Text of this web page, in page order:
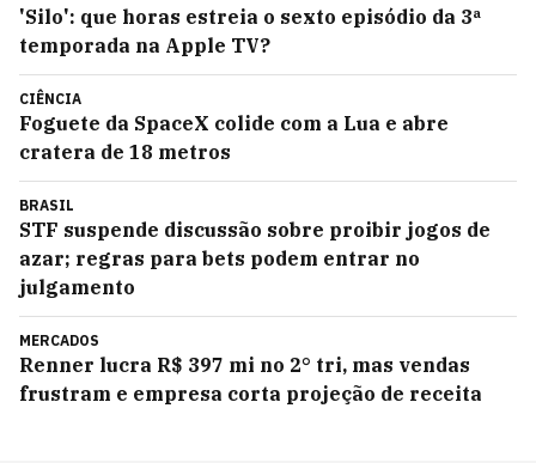
'Silo': que horas estreia o sexto episódio da 3ª
temporada na Apple TV?
CIÊNCIA
Foguete da SpaceX colide com a Lua e abre
cratera de 18 metros
BRASIL
STF suspende discussão sobre proibir jogos de
azar; regras para bets podem entrar no
julgamento
MERCADOS
Renner lucra R$ 397 mi no 2° tri, mas vendas
frustram e empresa corta projeção de receita